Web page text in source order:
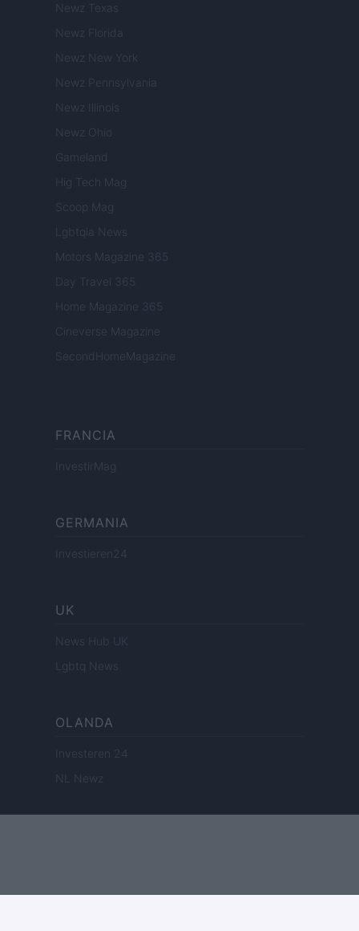
Newz Texas
Newz Florida
Newz New York
Newz Pennsylvania
Newz Illinois
Newz Ohio
Gameland
Hig Tech Mag
Scoop Mag
Lgbtqia News
Motors Magazine 365
Day Travel 365
Home Magazine 365
Cineverse Magazine
SecondHomeMagazine
FRANCIA
InvestirMag
GERMANIA
Investieren24
UK
News Hub UK
Lgbtq News
OLANDA
Investeren 24
NL Newz